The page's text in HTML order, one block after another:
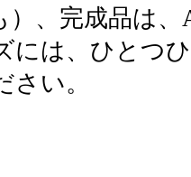
）、完成品は
には、ひとつ
い。